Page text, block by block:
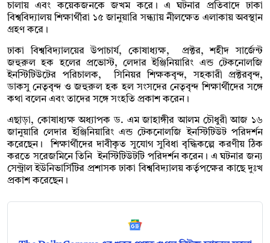
চালায় এবং কয়েকজনকে জখম করে। এ ঘটনার প্রতিবাদে ঢাকা
বিশ্ববিদ্যালয় শিক্ষার্থীরা ১৫ জানুয়ারি সন্ধ্যায় নীলক্ষেত এলাকায় অবস্থান
গ্রহণ করে।
ঢাকা বিশ্ববিদ্যালয়ের উপাচার্য, কোষাধ্যক্ষ, প্রক্টর, শহীদ সার্জেন্ট
জহুরুল হক হলের প্রভোস্ট, লেদার ইঞ্জিনিয়ারিং এন্ড টেকনোলজি
ইনস্টিটিউটের পরিচালক, সিনিয়র শিক্ষকবৃন্দ, সহকারী প্রক্টরবৃন্দ,
ডাকসু নেতৃবৃন্দ ও জহুরুল হক হল সংসদের নেতৃবৃন্দ শিক্ষার্থীদের সঙ্গে
কথা বলেন এবং তাদের সঙ্গে সংহতি প্রকাশ করেন।
এছাড়া, কোষাধ্যক্ষ অধ্যাপক ড. এম জাহাঙ্গীর আলম চৌধুরী আজ ১৬
জানুয়ারি লেদার ইঞ্জিনিয়ারিং এন্ড টেকনোলজি ইনস্টিটিউট পরিদর্শন
করেছেন। শিক্ষার্থীদের দাবীকৃত সুযোগ সুবিধা বৃদ্ধিকল্পে করণীয় ঠিক
করতে সরেজমিনে তিনি ইনস্টিটিউটটি পরিদর্শন করেন। এ ঘটনার জন্য
সেন্ট্রাল ইউনিভার্সিটির প্রশাসক ঢাকা বিশ্ববিদ্যালয় কর্তৃপক্ষের কাছে দুঃখ
প্রকাশ করেছেন।